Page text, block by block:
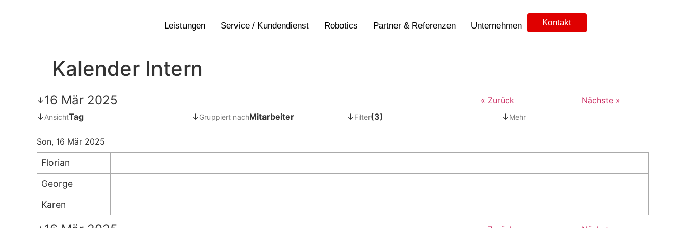
Leistungen Service / Kundendienst Robotics Partner & Referenzen Unternehmen Kontakt
Kalender Intern
↓16 Mär 2025 « Zurück
Nächste »
↓AnsichtTag ↓Gruppiert nachMitarbeiter ↓Filter(3) ↓Mehr
Son, 16 Mär 2025
Florian
George
Karen